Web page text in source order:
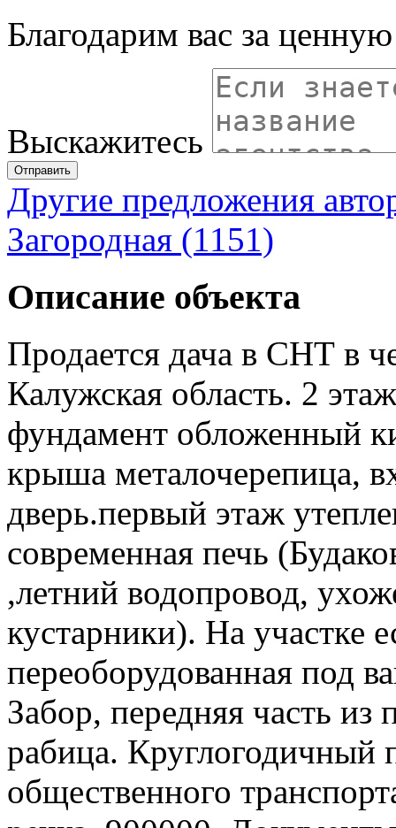
Благодарим вас за
Выскажитесь
Отправить
Другие предложения
Загородная (1151)
Описание объекта
Продается дача в СНТ в
Калужская область. 2
фундамент обложенный
крыша металочерепица,
дверь.первый этаж
современная печь
,летний водопровод,
кустарники). На участке
переоборудованная под
Забор, передняя часть
рабица. Круглогодичный
общественного